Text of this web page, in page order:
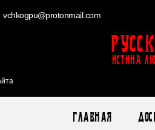
vchkogpu@protonmail.com
ИСТИНА
Главная